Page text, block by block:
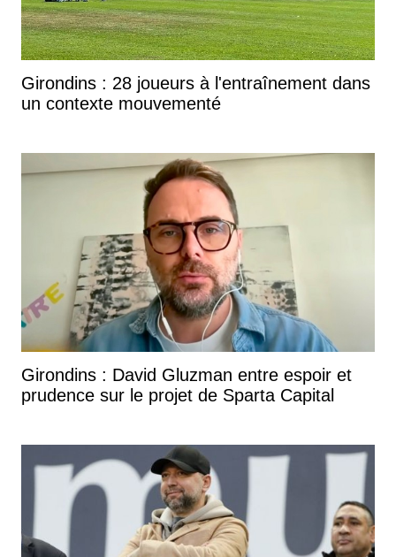
Girondins : 28 joueurs à l'entraînement dans
un contexte mouvementé
Girondins : David Gluzman entre espoir et
prudence sur le projet de Sparta Capital